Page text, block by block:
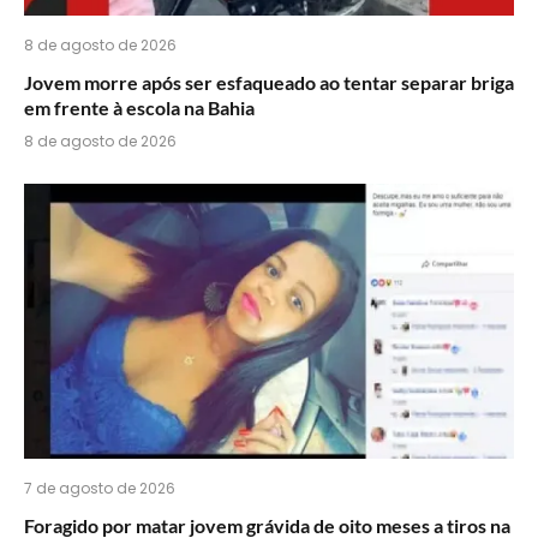
8 de agosto de 2026
Jovem morre após ser esfaqueado ao tentar separar briga
em frente à escola na Bahia
8 de agosto de 2026
7 de agosto de 2026
Foragido por matar jovem grávida de oito meses a tiros na